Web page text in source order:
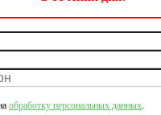
обработку персональных данных.